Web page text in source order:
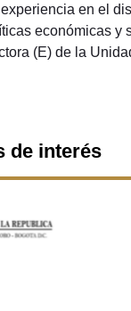
en el
económicas y
(E) de la
de interés